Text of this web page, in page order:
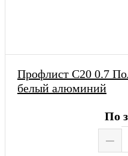
Профлист С20 0.7
белый алюминий
По
–